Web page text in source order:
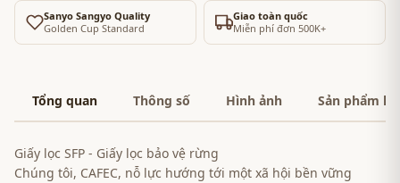
Sanyo Sangyo Quality
Golden Cup Standard
Giao toàn quốc
Miễn phí đơn 500K+
Tổng quan Thông số Hình ảnh Sản phẩm
Giấy lọc SFP - Giấy lọc bảo vệ rừng
Chúng tôi, CAFEC, nỗ lực hướng tới một xã hội bền vững